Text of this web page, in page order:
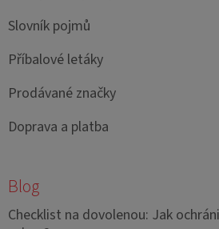
Slovník pojmů
Příbalové letáky
Prodávané značky
Doprava a platba
Blog
Checklist na dovolenou: Jak